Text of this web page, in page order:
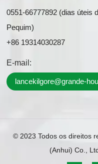
0551-66777892 (dias úteis
Pequim)
+86 19314030287
E-mail:
lancekilgore@grande-
© 2023 Todos os direitos
(Anhui) Co.,